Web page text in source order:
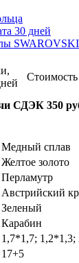
30 дней
SWAROVSKI
Стоимость
СДЭК 350
Медный сплав
Желтое золото
Перламутр
Австрийский
Зеленый
Карабин
1,7*1,7; 1,2*1,3;
17+5